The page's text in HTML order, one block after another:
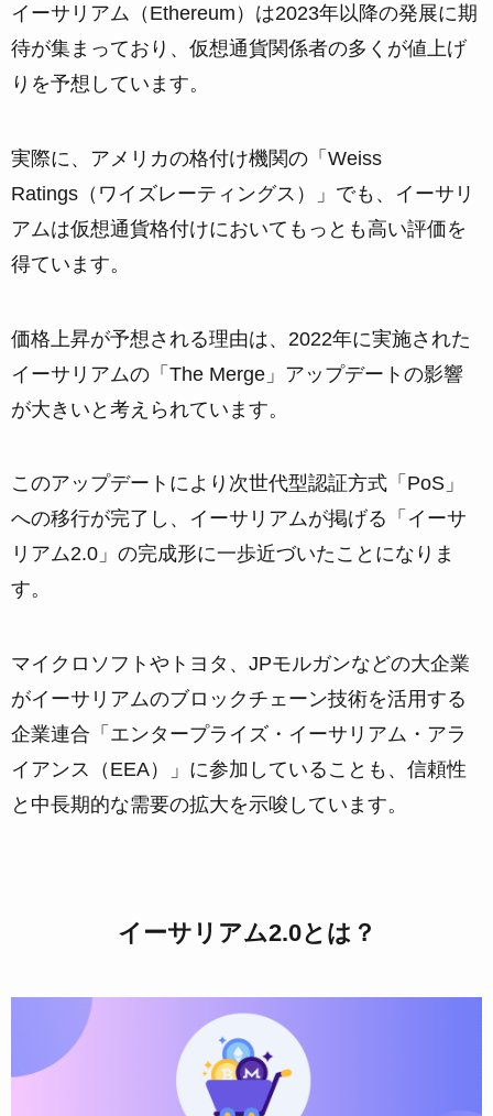
イーサリアム（Ethereum）は2023年以降の発展に期
待が集まっており、仮想通貨関係者の多くが値上げ
りを予想しています。
実際に、アメリカの格付け機関の「Weiss
Ratings（ワイズレーティングス）」でも、イーサリ
アムは仮想通貨格付けにおいてもっとも高い評価を
得ています。
価格上昇が予想される理由は、2022年に実施された
イーサリアムの「The Merge」アップデートの影響
が大きいと考えられています。
このアップデートにより次世代型認証方式「PoS」
への移行が完了し、イーサリアムが掲げる「イーサ
リアム2.0」の完成形に一歩近づいたことになりま
す。
マイクロソフトやトヨタ、JPモルガンなどの大企業
がイーサリアムのブロックチェーン技術を活用する
企業連合「エンタープライズ・イーサリアム・アラ
イアンス（EEA）」に参加していることも、信頼性
と中長期的な需要の拡大を示唆しています。
イーサリアム2.0とは？